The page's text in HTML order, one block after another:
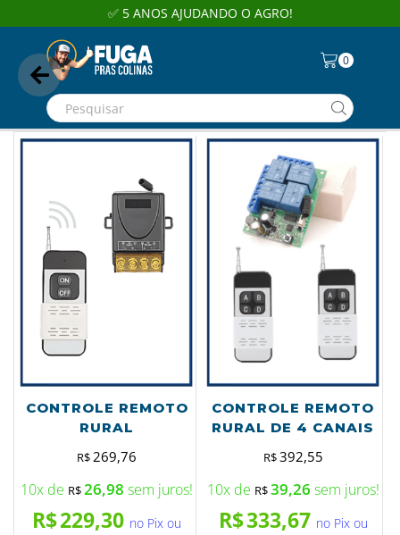
✅ 5 ANOS AJUDANDO O AGRO!
0
CONTROLE REMOTO
RURAL
R$ 269,76
10x de R$26,98 sem juros!
R$229,30 no Pix ou
CONTROLE REMOTO
RURAL DE 4 CANAIS
R$392,55
10x de R$39,26 sem juros!
R$333,67 no Pix ou